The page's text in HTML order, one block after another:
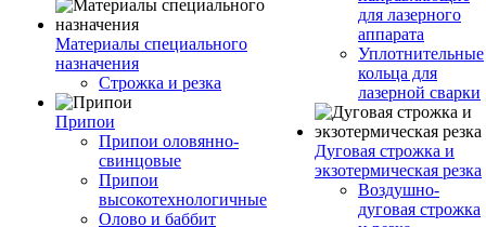
Материалы специального
назначения
Строжка и резка
Припои
Припои оловянно-
свинцовые
Припои
высокотехнологичные
Олово и баббит
для лазерного
аппарата
Уплотнительные
кольца для
лазерной сварки
Дуговая строжка и
экзотермическая резка
Воздушно-
дуговая строжка